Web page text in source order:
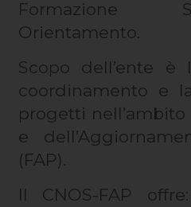
Formazione
Orientamento.
Scopo dell’ente è
coordinamento e
progetti
e
(FAP).
Il CNOS-FAP